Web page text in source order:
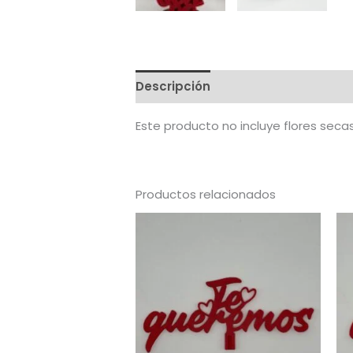
Descripción
Este producto no incluye flores
Productos relacionados